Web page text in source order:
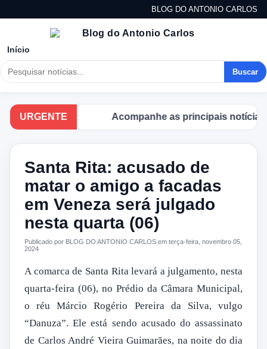
BLOG DO ANTONIO CARLOS
Início
Buscar
URGENTE Acompanhe as principais notícias
Santa Rita: acusado de
matar o amigo a facadas
em Veneza será julgado
nesta quarta (06)
Publicado por BLOG DO ANTONIO CARLOS em terça-feira, novembro 05,
2024
A comarca de Santa Rita levará a julgamento, nesta
quarta-feira (06), no Prédio da Câmara Municipal,
o réu Márcio Rogério Pereira da Silva, vulgo
“Danuza”. Ele está sendo acusado do assassinato
de Carlos André Vieira Guimarães, na noite do dia